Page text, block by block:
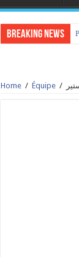
Breaking News
Home / Équipe /